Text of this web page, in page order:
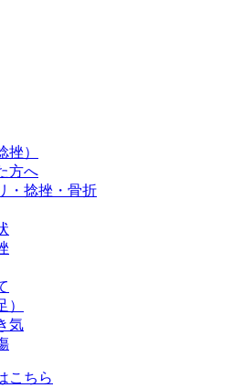
）
方へ
・捻挫・骨折
気
こちら